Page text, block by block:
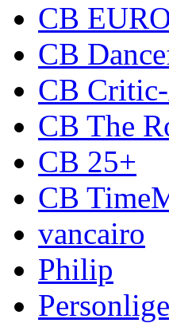
CB
CB
CB
CB The
CB 25+
CB
vancairo
Philip